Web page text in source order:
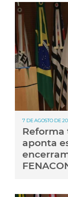
7 DE AGOSTO DE
Reforma
aponta